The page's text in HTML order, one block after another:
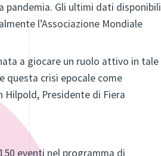
pandemia. Gli ultimi dati disponibili
l’Associazione Mondiale
a giocare un ruolo attivo in tale
questa crisi epocale come
Presidente di Fiera
eventi nel programma di